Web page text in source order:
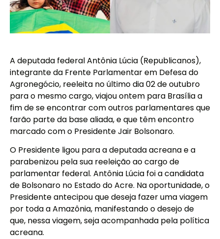
A deputada federal Antônia Lúcia (Republicanos),
integrante da Frente Parlamentar em Defesa do
Agronegócio, reeleita no último dia 02 de outubro
para o mesmo cargo, viajou ontem para Brasília a
fim de se encontrar com outros parlamentares que
farão parte da base aliada, e que têm encontro
marcado com o Presidente Jair Bolsonaro.
O Presidente ligou para a deputada acreana e a
parabenizou pela sua reeleição ao cargo de
parlamentar federal. Antônia Lúcia foi a candidata
de Bolsonaro no Estado do Acre. Na oportunidade, o
Presidente antecipou que deseja fazer uma viagem
por toda a Amazônia, manifestando o desejo de
que, nessa viagem, seja acompanhada pela política
acreana.